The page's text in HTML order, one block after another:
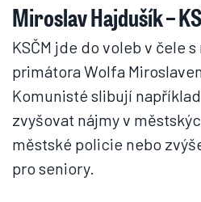
Miroslav Hajdušík –
KSČM jde do voleb v čele
primátora Wolfa
Komunisté slibují
zvyšovat nájmy v
městské policie nebo
pro seniory.